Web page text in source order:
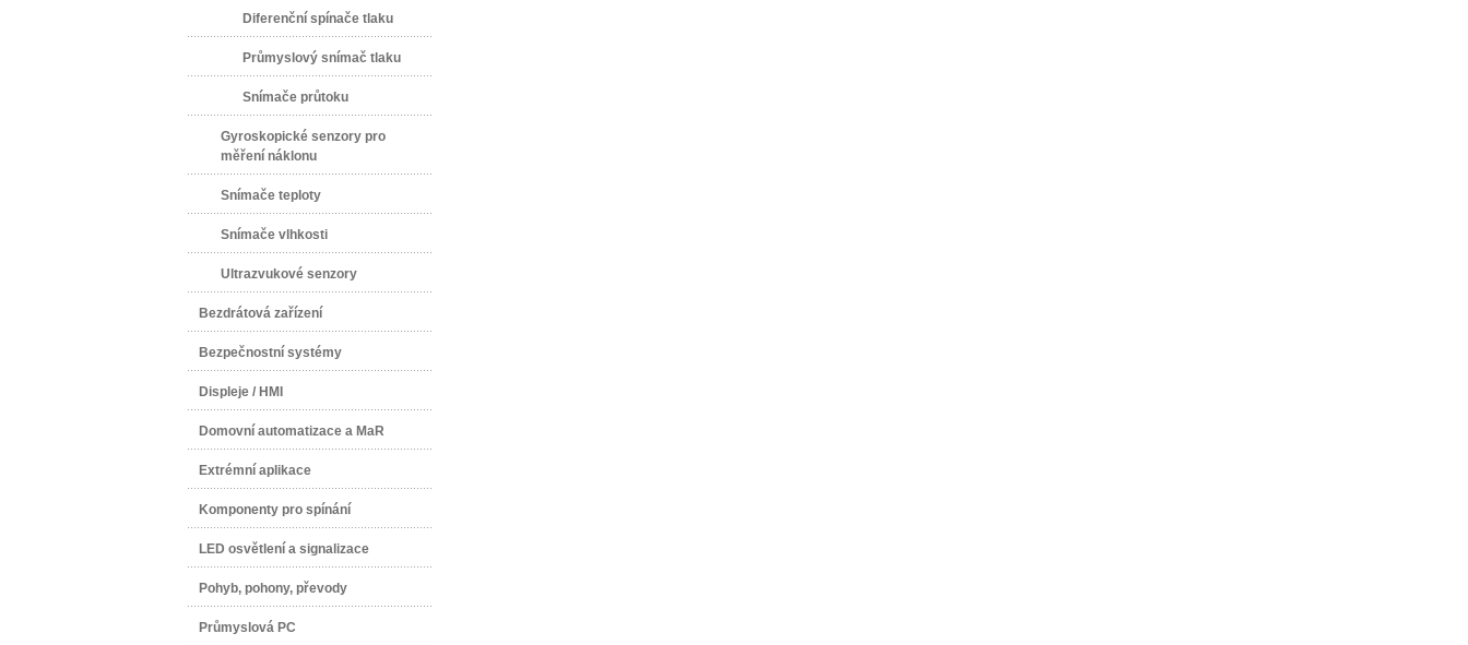
Diferenční spínače tlaku
Průmyslový snímač tlaku
Snímače průtoku
Gyroskopické senzory pro
měření náklonu
Snímače teploty
Snímače vlhkosti
Ultrazvukové senzory
Bezdrátová zařízení
Bezpečnostní systémy
Displeje / HMI
Domovní automatizace a MaR
Extrémní aplikace
Komponenty pro spínání
LED osvětlení a signalizace
Pohyb, pohony, převody
Průmyslová PC